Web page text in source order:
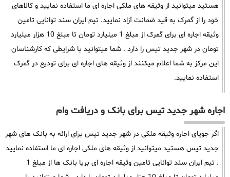
هستید میتوانید از وثیقه های ملکی اجاره ای ما استفاده نمایید و کالاهای
خود را از گمرک به قید ضمانت آزاد نمایید. تیم ایران سند توانایی تامین
وثیقه اجاره ای برای گمرک از مبلغ 1 میلیارد تومان تا مبلغ 10 هزار میلیارد
تومان در شهر جدید تیس را دارد . شما میتوانید با شرایطی که کارشناسان
این مرکز به شما اعلام میکنند از وثیقه های اجاره ای برای تودیع در گمرک
استفاده نمایید.
اجاره شهر جدید تیس برای بانک و دریافت وام
اگر جویای اجاره وثیقه ملکی در شهر جدید تیس برای ارائه به بانک های شهر
جدید تیس هستید میتوانید از وثیقه های ملکی اجاره ای ما استفاده نمایید
. تیم ایران سند توانایی تامین وثیقه اجاره ای بریا بانک ها از مبلغ 1